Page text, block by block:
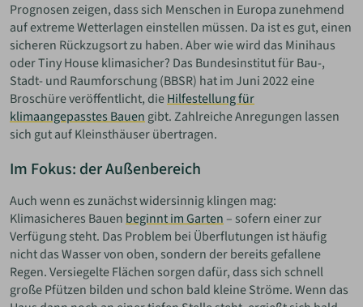
Prognosen zeigen, dass sich Menschen in Europa zunehmend
auf extreme Wetterlagen einstellen müssen. Da ist es gut, einen
sicheren Rückzugsort zu haben. Aber wie wird das Minihaus
oder Tiny House klimasicher? Das Bundesinstitut für Bau-,
Stadt- und Raumforschung (BBSR) hat im Juni 2022 eine
Broschüre veröffentlicht, dieHilfestellung für
klimaangepasstes Bauen gibt. Zahlreiche Anregungen lassen
sich gut auf Kleinsthäuser übertragen.
Im Fokus: der Außenbereich
Auch wenn es zunächst widersinnig klingen mag:
Klimasicheres Bauen beginnt im Garten – sofern einer zur
Verfügung steht. Das Problem bei Überflutungen ist häufig
nicht das Wasser von oben, sondern der bereits gefallene
Regen. Versiegelte Flächen sorgen dafür, dass sich schnell
große Pfützen bilden und schon bald kleine Ströme. Wenn das